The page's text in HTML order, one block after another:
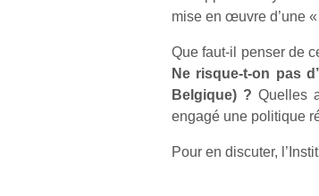
mise en œuvre d’une
Que faut-il penser de
Ne risque-t-on pas
Belgique) ? Quelles
engagé une politique
Pour en discuter,